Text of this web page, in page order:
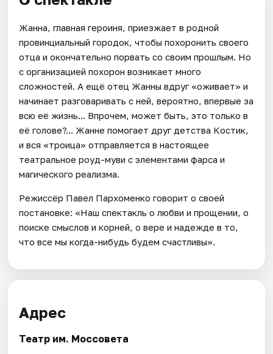
Жанна, главная героиня, приезжает в родной
провинциальный городок, чтобы похоронить своего
отца и окончательно порвать со своим прошлым. Но
с организацией похорон возникает много
сложностей. А ещё отец Жанны вдруг «оживает» и
начинает разговаривать с ней, вероятно, впервые за
всю её жизнь... Впрочем, может быть, это только в
её голове?... Жанне помогает друг детства Костик,
и вся «троица» отправляется в настоящее
театральное роуд-муви с элементами фарса и
магического реализма.
Режиссёр Павел Пархоменко говорит о своей
постановке: «Наш спектакль о любви и прощении, о
поиске смыслов и корней, о вере и надежде в то,
что все мы когда-нибудь будем счастливы».
Адрес
Театр им. Моссовета